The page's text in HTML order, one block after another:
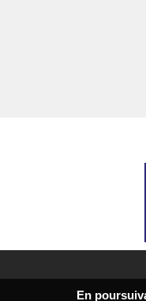
En